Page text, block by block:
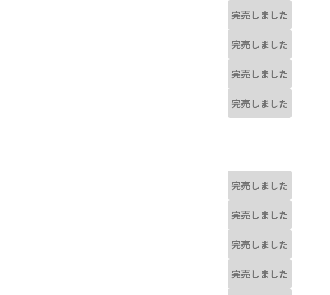
完売しました
完売しました
完売しました
完売しました
完売しました
完売しました
完売しました
完売しました